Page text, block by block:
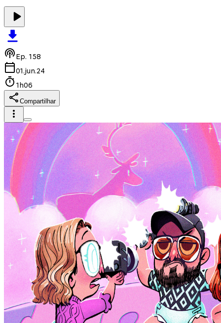
Ep. 158
01.jun.24
1h06
Compartilhar